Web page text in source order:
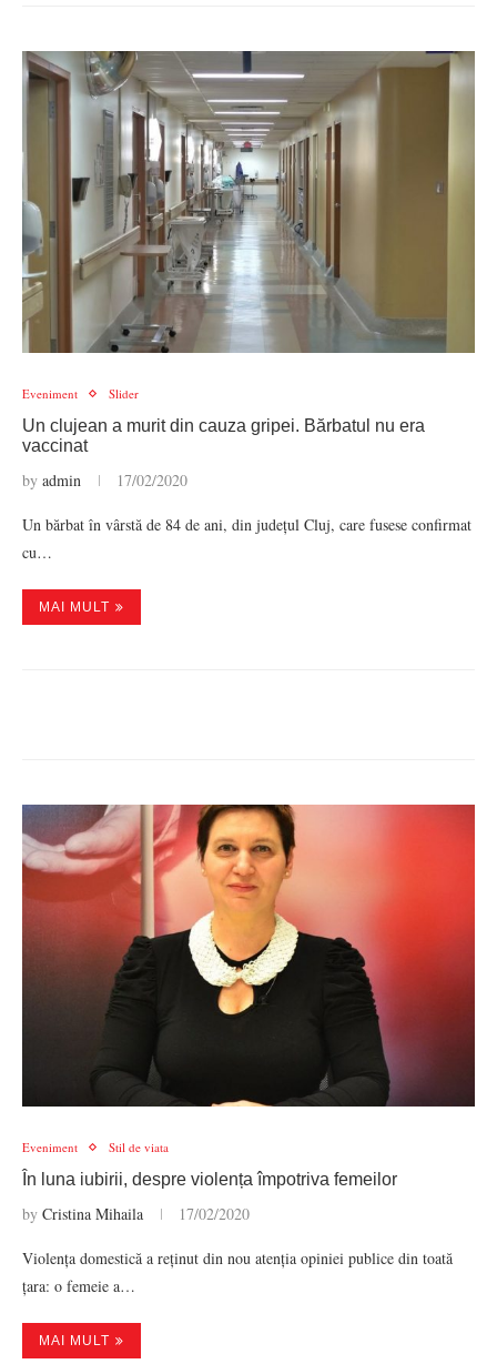
Eveniment Slider
Un clujean a murit din cauza gripei. Bărbatul nu era
vaccinat
by admin 17/02/2020
Un bărbat în vârstă de 84 de ani, din județul Cluj, care fusese confirmat
cu…
MAI MULT
Eveniment Stil de viata
În luna iubirii, despre violența împotriva femeilor
by Cristina Mihaila 17/02/2020
Violența domestică a reținut din nou atenția opiniei publice din toată
țara: o femeie a…
MAI MULT